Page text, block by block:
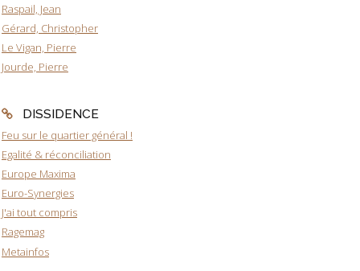
Raspail, Jean
Gérard, Christopher
Le Vigan, Pierre
Jourde, Pierre
DISSIDENCE
Feu sur le quartier général !
Egalité & réconciliation
Europe Maxima
Euro-Synergies
J'ai tout compris
Ragemag
Metainfos